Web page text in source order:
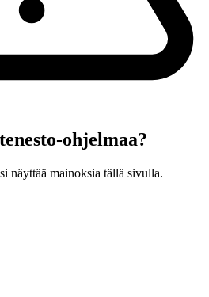
ohjelmaa?
näyttää mainoksia tällä sivulla.